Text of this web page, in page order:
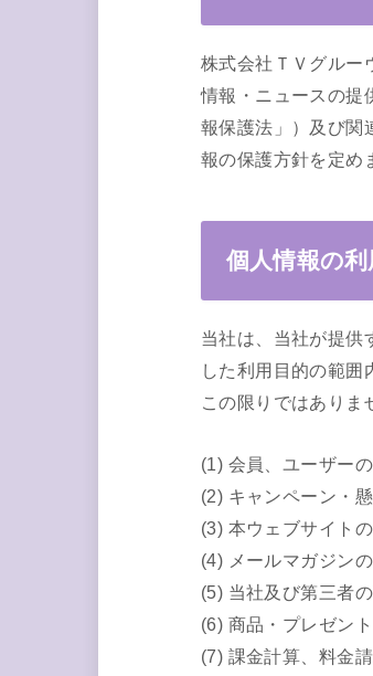
株式会社ＴＶグルー
情報・ニュースの提
報保護法」）及び関
報の保護方針を定め
個人情報の利
当社は、当社が提供
した利用目的の範
この限りではありま
(1) 会員、ユーザー
(2) キャンペーン・
(3) 本ウェブサイト
(4) メールマガジン
(5) 当社及び第三者
(6) 商品・プレゼン
(7) 課金計算、料金